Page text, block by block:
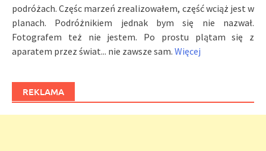
podróżach. Częśc marzeń zrealizowałem, część wciąż jest w
planach. Podróżnikiem jednak bym się nie nazwał.
Fotografem też nie jestem. Po prostu plątam się z
aparatem przez świat... nie zawsze sam. Więcej
REKLAMA